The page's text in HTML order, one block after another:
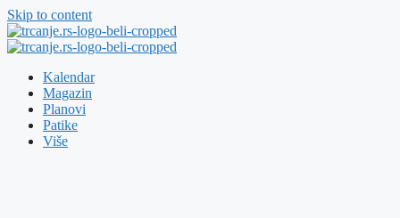
Skip to content
Kalendar
Magazin
Planovi
Patike
Više